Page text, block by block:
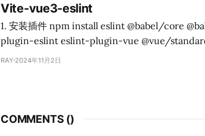
放在前端的，既然想省带
烦，以后的事以后再讲吧。 3. SpringBoot端口8080 4. 在服务器上装了一
塔面板，管理网站很方便。 5. 我博客的域名是blog.unwi.net，给后端分配一
Vite-vue3-eslint
1. 安装插件 npm install eslint @babel/core @babel/eslint-parser --save-dev npm install vite-
plugin-eslint eslint-plugin-vue @vue/
RAY 2024年11月2日
COMMENTS ()